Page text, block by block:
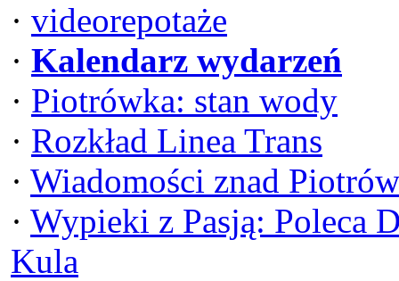
· videorepotaże
· Kalendarz wydarzeń
· Piotrówka: stan wody
· Rozkład Linea Trans
· Wiadomości znad
· Wypieki z Pasją: Poleca
Kula